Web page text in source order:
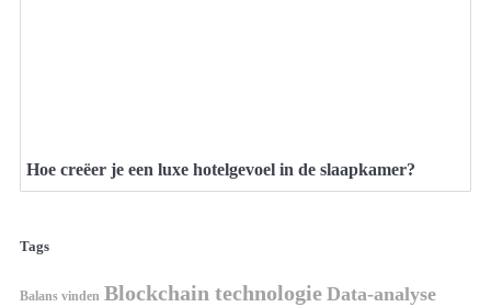
Hoe creëer je een luxe hotelgevoel in de slaapkamer?
Tags
Balans vinden Blockchain technologie Data-analyse